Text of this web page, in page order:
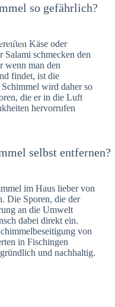
–
so gefährlich?
Käse oder
Salami schmecken den
wenn man den
findet, ist die
wird daher so
die er in die Luft
hervorrufen
selbst entfernen?
im Haus lieber von
Die Sporen, die der
an die Umwelt
dabei direkt ein.
von
in Fischingen
und nachhaltig.